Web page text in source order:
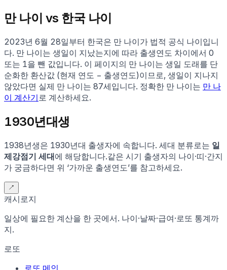
만 나이 vs 한국 나이
2023년 6월 28일부터 한국은 만 나이가 법적 공식 나이입니
다. 만 나이는 생일이 지났는지에 따라 출생연도 차이에서 0
또는 1을 뺀 값입니다. 이 페이지의 만 나이는 생일 도래를 단
순화한 환산값 (현재 연도 − 출생연도)이므로, 생일이 지나지
않았다면 실제 만 나이는 87세입니다. 정확한 만 나이는 만 나
이 계산기로 계산하세요.
1930년대생
1938년생은 1930년대 출생자에 속합니다. 세대 분류로는 일
제강점기 세대에 해당합니다.같은 시기 출생자의 나이·띠·간지
가 궁금하다면 위 ‘가까운 출생연도’를 참고하세요.
↗
캐시로지
일상에 필요한 계산을 한 곳에서. 나이·날짜·급여·로또 통계까
지.
로또